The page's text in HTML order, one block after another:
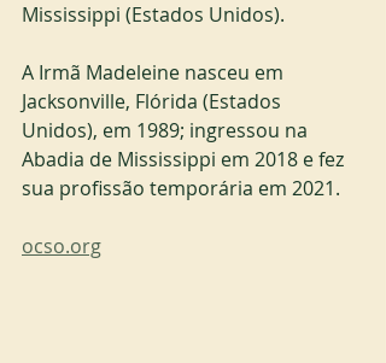
Mississippi (Estados Unidos).
A Irmã Madeleine nasceu em
Jacksonville, Flórida (Estados
Unidos), em 1989; ingressou na
Abadia de Mississippi em 2018 e fez
sua profissão temporária em 2021.
ocso.org